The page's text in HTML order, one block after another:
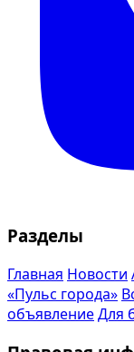
Разделы
Главная Новости
«Пульс города»
объявлениеДля